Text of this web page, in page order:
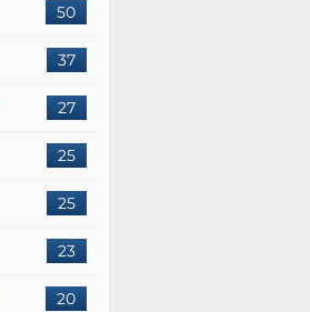
50
37
27
25
25
23
20